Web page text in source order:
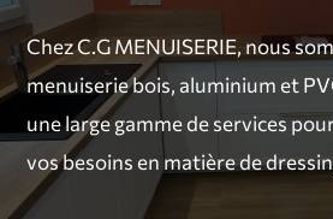
Chez C.G MENUISERIE, nous
menuiserie bois, aluminium et
une large gamme de services
vos besoins en matière de